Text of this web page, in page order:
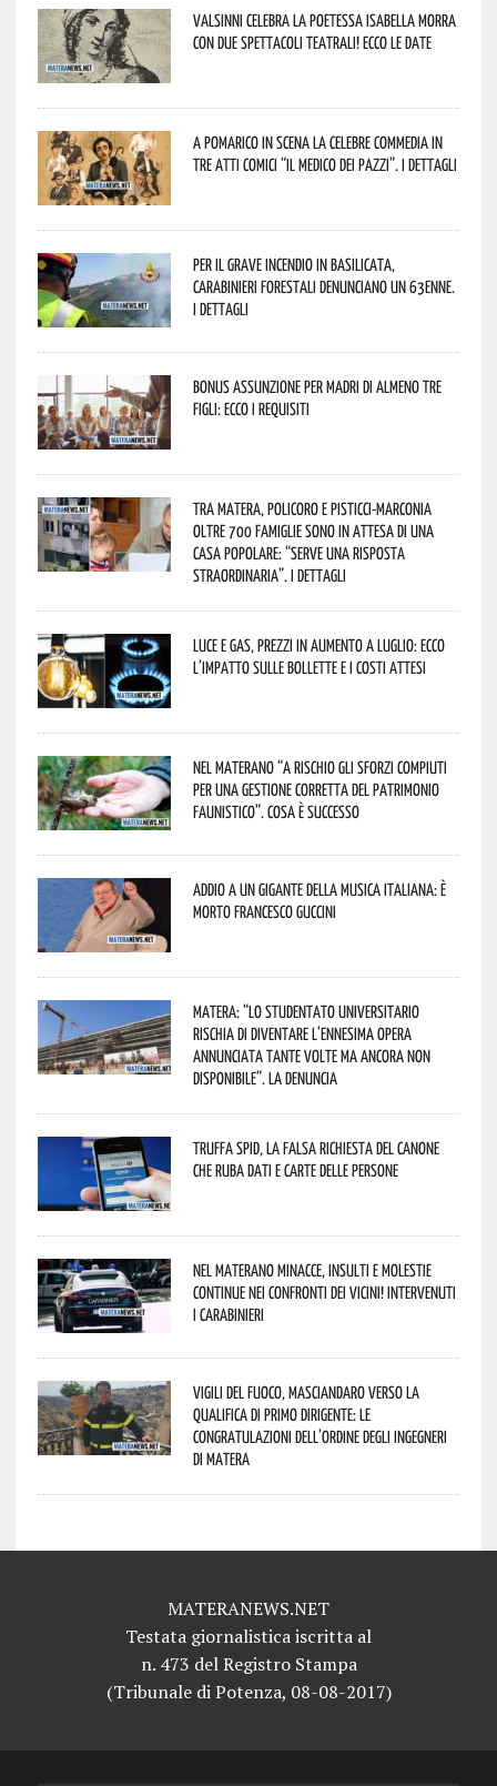
Valsinni celebra la poetessa Isabella Morra
con due spettacoli teatrali! Ecco le date
A Pomarico in scena la celebre commedia in
tre atti comici “Il medico dei pazzi”. I dettagli
Per il grave incendio in Basilicata,
Carabinieri forestali denunciano un 63enne.
I dettagli
Bonus assunzione per madri di almeno tre
figli: ecco i requisiti
Tra Matera, Policoro e Pisticci-Marconia
oltre 700 famiglie sono in attesa di una
casa popolare: “serve una risposta
straordinaria”. I dettagli
Luce e gas, prezzi in aumento a luglio: ecco
l’impatto sulle bollette e i costi attesi
Nel materano “a rischio gli sforzi compiuti
per una gestione corretta del patrimonio
faunistico”. Cosa è successo
Addio a un gigante della musica italiana: è
morto Francesco Guccini
Matera: “Lo studentato universitario
rischia di diventare l’ennesima opera
annunciata tante volte ma ancora non
disponibile”. La denuncia
Truffa Spid, la falsa richiesta del canone
che ruba dati e carte delle persone
Nel materano minacce, insulti e molestie
continue nei confronti dei vicini! Intervenuti
i Carabinieri
Vigili del Fuoco, Masciandaro verso la
qualifica di Primo Dirigente: le
congratulazioni dell’Ordine degli Ingegneri
di Matera
MATERANEWS.NET
Testata giornalistica iscritta al
n. 473 del Registro Stampa
(Tribunale di Potenza, 08-08-2017)